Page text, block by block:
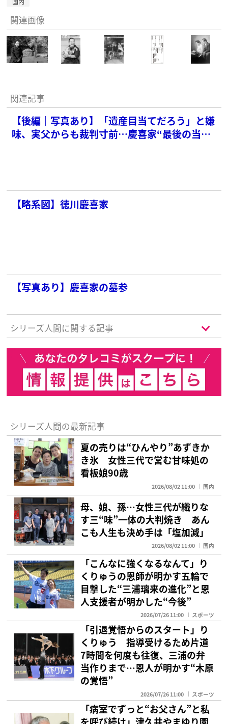
関連画像
関連記事
【後編｜写真あり】「遺産目当てだろう」と嫌
味、実父からも裁判寸前…慶喜家“最後の当
【略系図】徳川慶喜家
【写真あり】慶喜家の墓参
シリーズ人間に関する記事
シリーズ人間の最新記事
夏の売りは“ひんやり”あずきか
き氷 女性三代で営む甘味処の
看板娘90歳
2026/08/02 11:00 国内
母、娘、孫…女性三代が織りな
す三“味”一体の大判焼き あん
こも人生も決め手は「塩加減」
2026/08/02 11:00 国内
「こんなに強くなるなんて」り
くりゅうの恩師が明かす五輪で
目撃した“三浦璃来の進化”と恩
人支援者が明かした“今後”
2026/07/26 11:00 スポーツ
「引退覚悟からのスタート」り
くりゅう 指導受けるため片道
7時間を何度も往復、三浦の弁
当作りまで…恩人が明かす“木原
の覚悟”
2026/07/26 11:00 スポーツ
「病室でずっと“お父さん”と私